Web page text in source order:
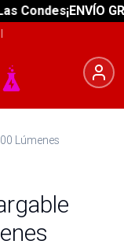
¡ENVÍO
Lúmenes